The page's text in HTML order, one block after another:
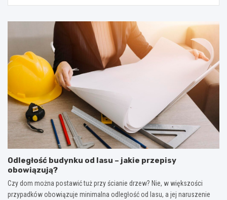
Odległość budynku od lasu – jakie przepisy
obowiązują?
Czy dom można postawić tuż przy ścianie drzew? Nie, w większości
przypadków obowiązuje minimalna odległość od lasu, a jej naruszenie